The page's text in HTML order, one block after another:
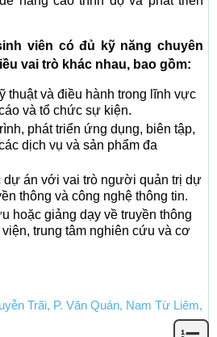
viên có đủ kỹ năng chuyên
vai trò khác nhau, bao gồm:
thuật và điều hành trong lĩnh vực
và tổ chức sự kiện.
phát triển ứng dụng, biên tập,
dịch vụ và sản phẩm đa
dự án với vai trò người quản trị dự
thông và công nghệ thông tin.
hoặc giảng dạy về truyền thông
trung tâm nghiên cứu và cơ
Trãi, P. Văn Quán, Nam Từ Liêm,